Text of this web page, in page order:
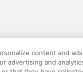
content and
advertising and